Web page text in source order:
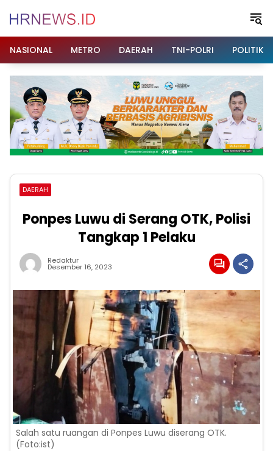
NASIONAL
METRO DAERAH TNI-POLRI POLITIK
DAERAH
Ponpes Luwu di Serang OTK, Polisi
Tangkap 1 Pelaku
Redaktur
Desember 16, 2023
Salah satu ruangan di Ponpes Luwu diserang OTK.
(Foto:ist)